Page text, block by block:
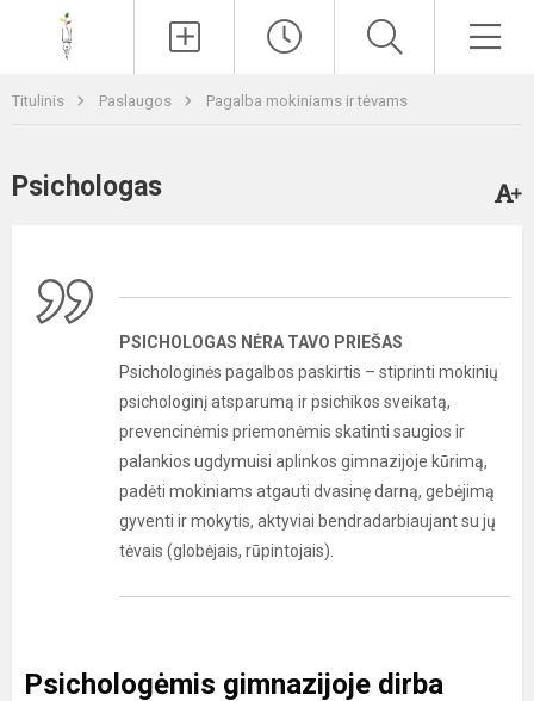
Titulinis Paslaugos Pagalba mokiniams ir tėvams
Psichologas
PSICHOLOGAS NĖRA TAVO PRIEŠAS
Psichologinės pagalbos paskirtis – stiprinti mokinių
psichologinį atsparumą ir psichikos sveikatą,
prevencinėmis priemonėmis skatinti saugios ir
palankios ugdymuisi aplinkos gimnazijoje kūrimą,
padėti mokiniams atgauti dvasinę darną, gebėjimą
gyventi ir mokytis, aktyviai bendradarbiaujant su jų
tėvais (globėjais, rūpintojais).
Psichologėmis gimnazijoje dirba